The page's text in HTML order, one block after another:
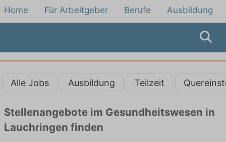
Home Für Arbeitgeber Berufe Ausbildung
Alle Jobs Ausbildung Teilzeit
Stellenangebote im Gesundheitswesen in
Lauchringen finden